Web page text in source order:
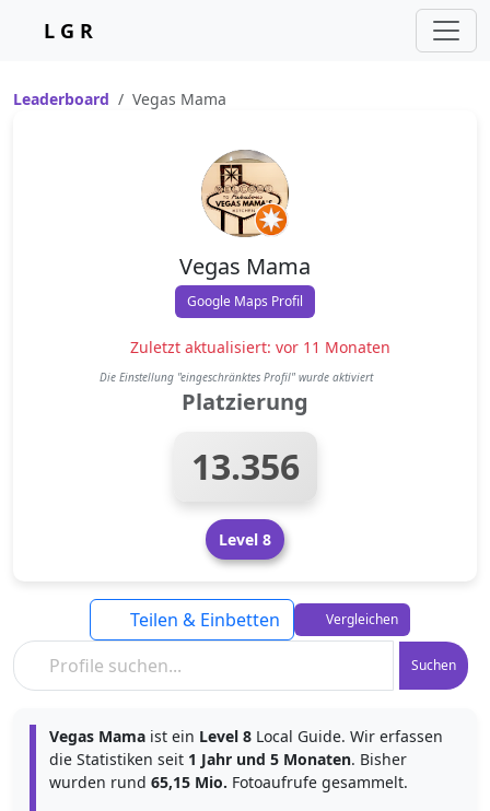
L G R
Leaderboard Vegas Mama
Vegas Mama
Google Maps Profil
Zuletzt aktualisiert: vor 11 Monaten
Die Einstellung "eingeschränktes Profil" wurde aktiviert
Platzierung
13.356
Level 8
Suchen
Teilen & Einbetten Vergleichen
Vegas Mama ist ein Level 8 Local Guide. Wir erfassen
die Statistiken seit 1 Jahr und 5 Monaten. Bisher
wurden rund 65,15 Mio. Fotoaufrufe gesammelt.